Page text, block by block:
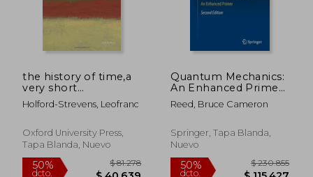
the history of time,a
very short
introduction (en
Inglés)
Holford-Strevens, Leofranc
Oxford University Press,
Tapa Blanda, Nuevo
Quantum Mechanics:
An Enhanced Primer
(en Inglés)
Reed, Bruce Cameron
Springer, Tapa Blanda,
Nuevo